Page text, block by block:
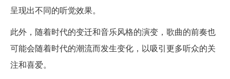
呈现出不同的听觉效果。
此外，随着时代的变迁和音乐风格的演变，歌曲的前奏也
可能会随着时代的潮流而发生变化，以吸引更多听众的关
注和喜爱。